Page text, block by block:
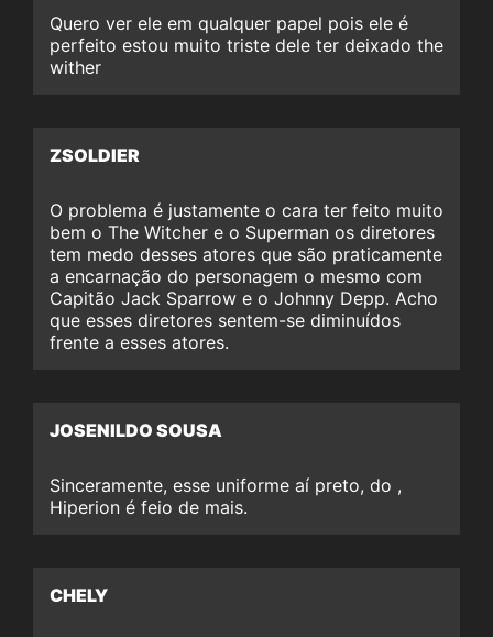
Quero ver ele em qualquer papel pois ele é
perfeito estou muito triste dele ter deixado the
wither
ZSOLDIER
O problema é justamente o cara ter feito muito
bem o The Witcher e o Superman os diretores
tem medo desses atores que são praticamente
a encarnação do personagem o mesmo com
Capitão Jack Sparrow e o Johnny Depp. Acho
que esses diretores sentem-se diminuídos
frente a esses atores.
JOSENILDO SOUSA
Sinceramente, esse uniforme aí preto, do ,
Hiperion é feio de mais.
CHELY